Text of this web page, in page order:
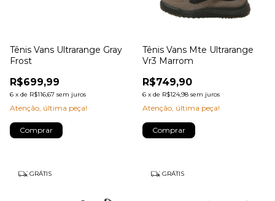
Tênis Vans Ultrarange Gray
Frost
R$699,99
6 x de R$116,67 sem juros
Atenção, última peça!
Comprar
Tênis Vans Mte Ultrarange
Vr3 Marrom
R$749,90
6 x de R$124,98 sem juros
Atenção, última peça!
Comprar
GRÁTIS GRÁTIS